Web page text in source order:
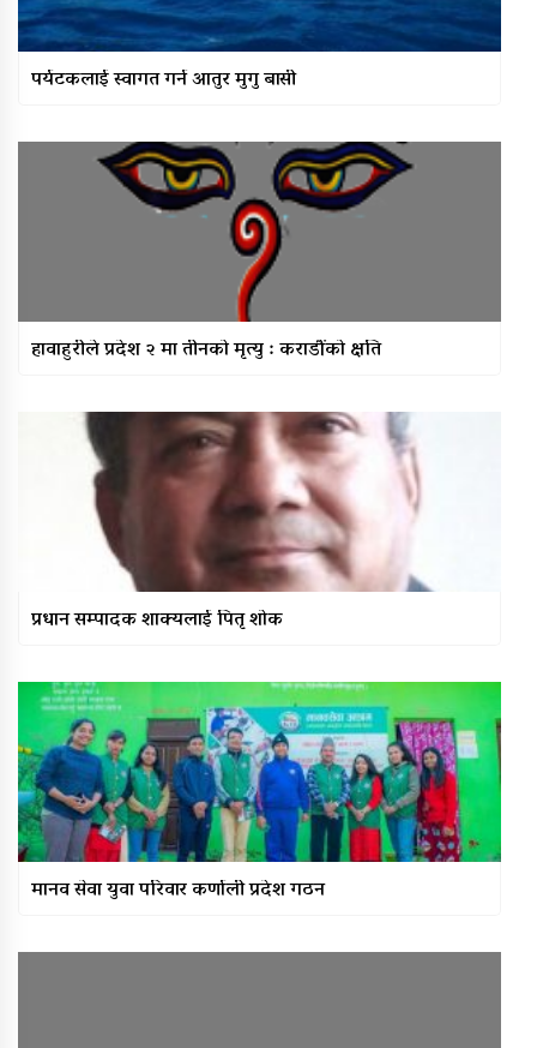
पर्यटकलाई स्वागत गर्न आतुर मुगु बासी
हावाहुरीले प्रदेश २ मा तीनको मृत्यु : कराडौंको क्षति
प्रधान सम्पादक शाक्यलाई पितृ शोक
मानव सेवा युवा परिवार कर्णाली प्रदेश गठन